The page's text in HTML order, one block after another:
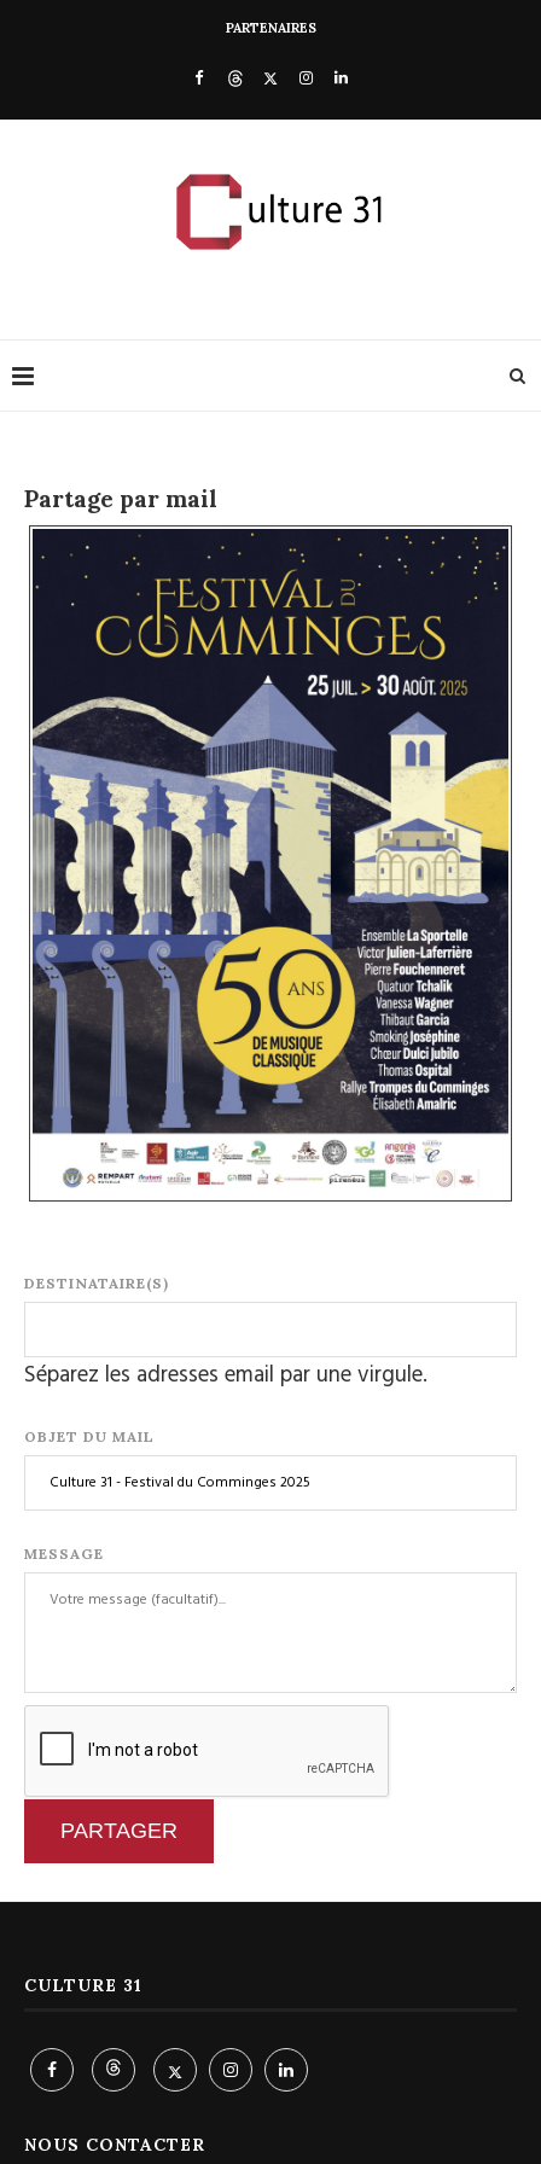
PARTENAIRES
Partage par mail
DESTINATAIRE(S)
Séparez les adresses email par une virgule.
OBJET DU MAIL
MESSAGE
PARTAGER
CULTURE 31
NOUS CONTACTER